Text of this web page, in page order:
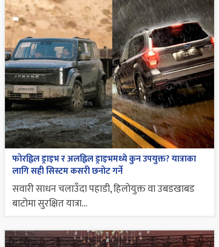
फोरह्विल ड्राइभ र अलह्विल ड्राइभमध्ये कुन उपयुक्त? यात्राका
लागि सही सिस्टम कसरी छनोट गर्ने
सवारी साधन चलाउँदा पहाडी, हिलोयुक्त वा उबडखाबड
बाटोमा सुरक्षित यात्रा...